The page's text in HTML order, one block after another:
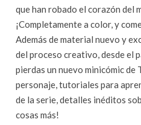
que han robado el corazón del
¡Completamente a color, y
Además de material nuevo y
del proceso creativo, desde el
pierdas un nuevo minicómic de
personaje, tutoriales para
de la serie, detalles inéditos
cosas más!